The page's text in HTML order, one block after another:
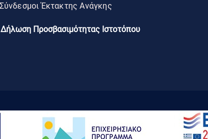
Έκτακτης Ανάγκης
Δήλωση Προσβασιμότητας Ιστοτόπου